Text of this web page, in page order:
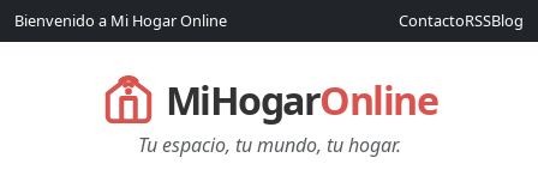
Bienvenido a Mi Hogar Online ContactoRSSBlog
MiHogarOnline
Tu espacio, tu mundo, tu hogar.